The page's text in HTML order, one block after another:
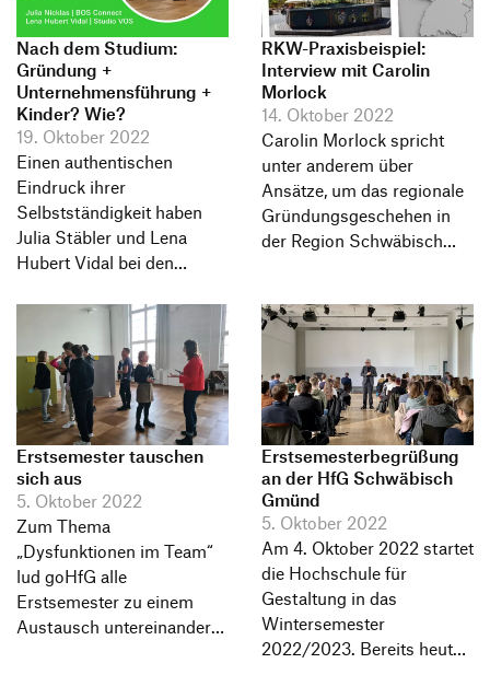
Nach dem Studium:
Gründung +
Unternehmensführung +
Kinder? Wie?
19. Oktober 2022
Einen authentischen
Eindruck ihrer
Selbstständigkeit haben
Julia Stäbler und Lena
Hubert Vidal bei den
Vortrag am 19. Oktober
hinterlassen.
RKW-Praxisbeispiel:
Interview mit Carolin
Morlock
14. Oktober 2022
Carolin Morlock spricht
unter anderem über
Ansätze, um das regionale
Gründungsgeschehen in
der Region Schwäbisch
Erstsemester tauschen
sich aus
5. Oktober 2022
Zum Thema
„Dysfunktionen im Team“
lud goHfG alle
Erstsemester zu einem
Austausch untereinander
Erstsemesterbegrüßung
an der HfG Schwäbisch
Gmünd
5. Oktober 2022
Am 4. Oktober 2022 startet
die Hochschule für
Gestaltung in das
Wintersemester
2022/2023. Bereits heute